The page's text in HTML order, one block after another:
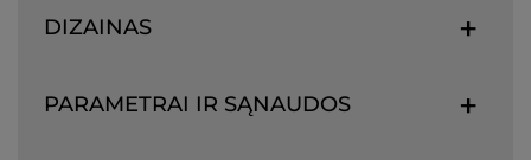
DIZAINAS
PARAMETRAI IR SĄNAUDOS